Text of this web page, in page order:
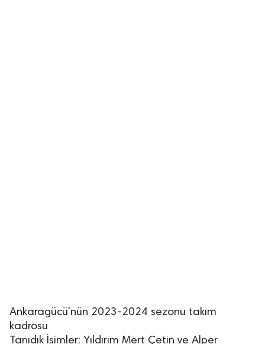
Ankaragücü'nün 2023-2024 sezonu takım
kadrosu
Tanıdık İsimler: Yıldırım Mert Çetin ve Alper